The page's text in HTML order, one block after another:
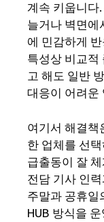
계속 키웁니다
늘거나 벽면에
에 민감하게
특성상 비교적
고 해도 일반
대응이 어려운
여기서 해결책
한 업체를 선
급출동이 잘
전담 기사 인
주말과 공휴일
HUB 방식을